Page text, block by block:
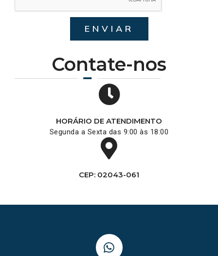
Contate-nos
HORÁRIO DE ATENDIMENTO
Segunda a Sexta das 9:00 às 18:00
CEP: 02043-061
ENVIAR